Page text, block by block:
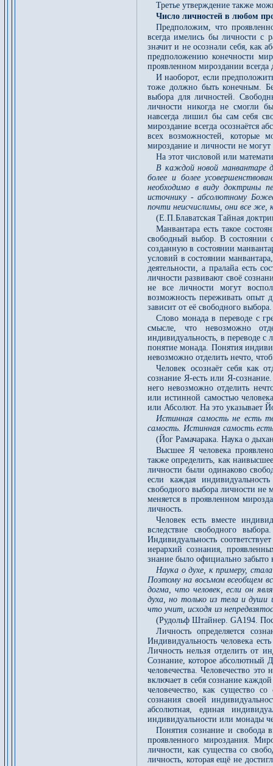
Третье утверждение также
Число личностей в любом
Предположим, что
всегда имелись бы личности с
значит и не осознали себя, как
предположению конечности
проявленном мироздании
И наоборот, если
тоже должно быть конечным.
выбора для личностей.
личности никогда не смогли
навсегда лишил бы сам себя
мироздание всегда осознаётся
всех возможностей, которые
мироздание и личности не могут
На этот числовой или
В каждой новой манвантаре
более и более
необходимо в виду доктрины
источнику - абсолютному
почти неисчислимы, они все же,
(Е.П.Блаватская Тайная
Манвантара есть такое
свободный выбор. В состоянии
созданную в состоянии
условий в состоянии
деятельности, а пралайа есть
личности развивают своё
не все личности могут
возможность переживать опыт
зависит от её свободного выбора.
Слово монада в переводе с
смысле, что невозможно
индивидуальность, в переводе с
понятие монада. Понятия
невозможно отделить нечто,
Человек осознаёт себя как
сознание Я-есть или Я-
него невозможно отделить
или истинной самостью
или Абсолют. На это указывает
Истинная самость не есть
самость. Истинная самость
(Йог Рамачарака. Наука о
Высшее Я человека
также определить, как
личности были одинаково
если каждая
свободного выбора личности не
меняется в проявленном
личность.
Человек есть вместе
вследствие свободного
Индивидуальность
иерархий сознания,
знание было официально забыто
Наука о духе, к примеру,
Поэтому на восьмом всеобщем
догма, что человек, если он
духа, но только из тела и души
что учит, исходя из
(Рудольф Штайнер. GA194.
Личность определяется
Индивидуальность человека
Личность нельзя отделить от
Сознание, которое абсолютный
человечества. Человечество это
включает в себя сознание
человечество, как существо
сознания своей
абсолютная, единая
индивидуальности или монады
Понятия сознание и свобода
проявленного мироздания.
личности, как существа со
личность, которая ещё не